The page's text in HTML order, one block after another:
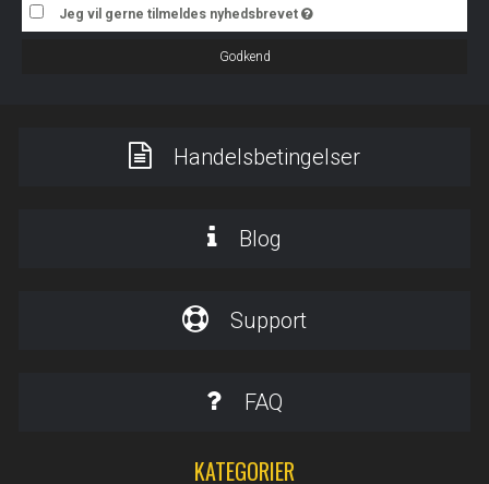
Jeg vil gerne tilmeldes nyhedsbrevet
Godkend
Handelsbetingelser
Blog
Support
FAQ
KATEGORIER